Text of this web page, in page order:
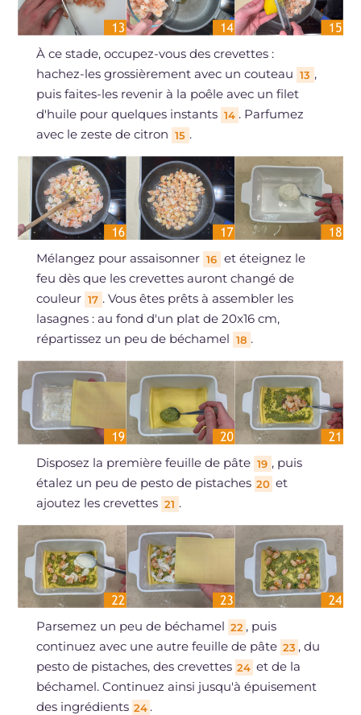
À ce stade, occupez-vous des crevettes :
hachez-les grossièrement avec un couteau 13 ,
puis faites-les revenir à la poêle avec un filet
d'huile pour quelques instants 14 . Parfumez
avec le zeste de citron 15 .
Mélangez pour assaisonner 16 et éteignez le
feu dès que les crevettes auront changé de
couleur 17 . Vous êtes prêts à assembler les
lasagnes : au fond d'un plat de 20x16 cm,
répartissez un peu de béchamel 18 .
Disposez la première feuille de pâte 19 , puis
étalez un peu de pesto de pistaches 20 et
ajoutez les crevettes 21 .
Parsemez un peu de béchamel 22 , puis
continuez avec une autre feuille de pâte 23 , du
pesto de pistaches, des crevettes 24 et de la
béchamel. Continuez ainsi jusqu'à épuisement
des ingrédients 24 .